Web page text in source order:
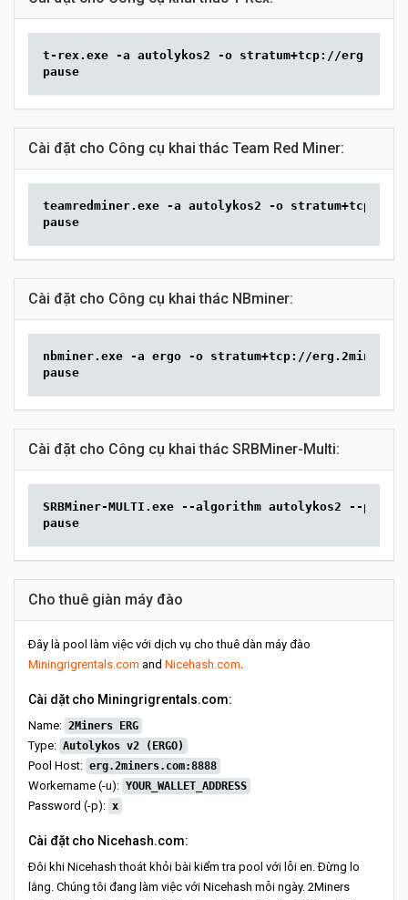
t-rex.exe -a autolykos2 -o stratum+tcp://
pause
Cài đặt cho Công cụ khai thác Team Red Miner:
teamredminer.exe -a autolykos2 -o stratum+tcp://
pause
Cài đặt cho Công cụ khai thác NBminer:
nbminer.exe -a ergo -o stratum+tcp://
pause
Cài đặt cho Công cụ khai thác SRBMiner-Multi:
SRBMiner-MULTI.exe --algorithm autolykos2 --pool
pause
Cho thuê giàn máy đào
Đây là pool làm việc với dịch vụ cho thuê dàn máy đào
Miningrigrentals.com and Nicehash.com.
Cài dặt cho Miningrigrentals.com:
Name: 2Miners ERG
Type: Autolykos v2 (ERGO)
Pool Host: erg.2miners.com:8888
Workername (-u): YOUR_WALLET_ADDRESS
Password (-p): x
Cài đặt cho Nicehash.com:
Đôi khi Nicehash thoát khỏi bài kiểm tra pool với lỗi en. Đừng lo
lắng. Chúng tôi đang làm việc với Nicehash mỗi ngày. 2Miners